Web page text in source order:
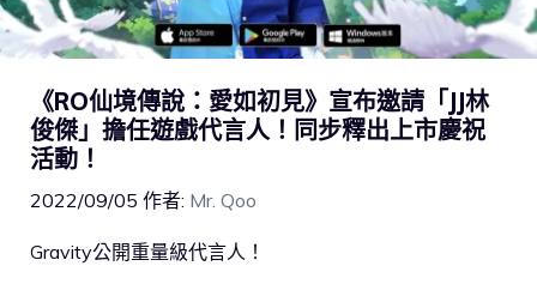
《RO仙境傳說：愛如初見》宣布邀請「JJ林
俊傑」擔任遊戲代言人！同步釋出上市慶祝
活動！
2022/09/05 作者: Mr. Qoo
Gravity公開重量級代言人！